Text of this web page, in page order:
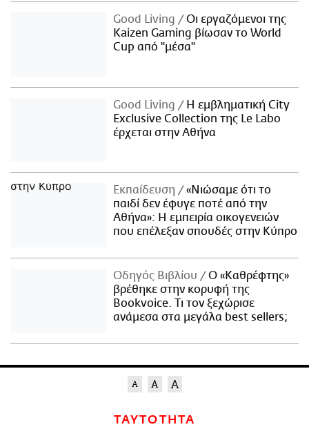
Good Living
Οι εργαζόμενοι της
Kaizen Gaming βίωσαν το World
Cup από "μέσα"
Good Living
Η εμβληματική City
Exclusive Collection της Le Labo
έρχεται στην Αθήνα
Εκπαίδευση
«Νιώσαμε ότι το
παιδί δεν έφυγε ποτέ από την
Αθήνα»: Η εμπειρία οικογενειών
που επέλεξαν σπουδές στην Κύπρο
Οδηγός Βιβλίου
Ο «Καθρέφτης»
βρέθηκε στην κορυφή της
Bookvoice. Τι τον ξεχώρισε
ανάμεσα στα μεγάλα best sellers;
ΤΑΥΤΟΤΗΤΑ